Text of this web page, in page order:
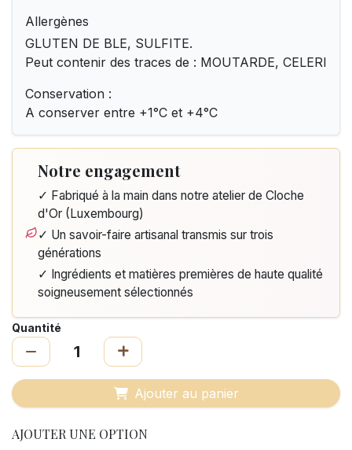
Allergènes
GLUTEN DE BLE, SULFITE.
Peut contenir des traces de : MOUTARDE, CELERI
Conservation :
A conserver entre +1°C et +4°C
Notre engagement
✓ Fabriqué à la main dans notre atelier de Cloche
d'Or (Luxembourg)
✓ Un savoir-faire artisanal transmis sur trois
générations
✓ Ingrédients et matières premières de haute qualité
soigneusement sélectionnés
Quantité
Ajouter au panier
AJOUTER UNE OPTION